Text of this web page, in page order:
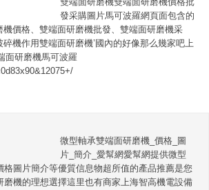
發采購圖片馬可波羅網頁面包含的
價格、雙端面研磨機批發、雙端面研磨機采
機作用雙端面研磨機’國內的好像那么幾家吧上
面研磨機馬可波羅
微型軸承雙端面研磨機_價格_圖
片_簡介_愛幫網愛幫網提供微型
格圖片簡介等優質信息物超所值的產品推薦是您
磨機的理想選擇這里也有商家上海智高機電設備